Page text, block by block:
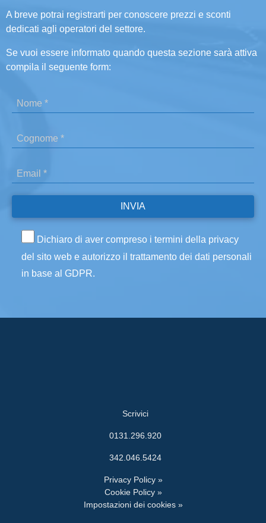
A breve potrai registrarti per conoscere prezzi e sconti
dedicati agli operatori del settore.
Se vuoi essere informato quando questa sezione sarà attiva
compila il seguente form:
Dichiaro di aver compreso i termini della privacy
del sito web e autorizzo il trattamento dei dati personali
in base al GDPR.
Scrivici
0131.296.920
342.046.5424
Privacy Policy »
Cookie Policy »
Impostazioni dei cookies »